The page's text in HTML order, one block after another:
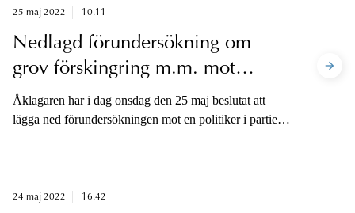
25 maj 2022 10.11
Nedlagd förundersökning om
grov förskingring m.m. mot
politiker i Göteborg
Åklagaren har i dag onsdag den 25 maj beslutat att
lägga ned förundersökningen mot en politiker i partiet
media på telefon i eftermiddag.
24 maj 2022 16.42